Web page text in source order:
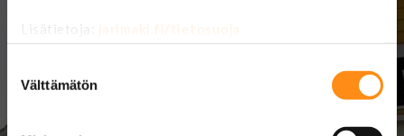
Lisätietoja: jarimaki.fi/tietosuoja
valinta
Välttämätön
Welcome to Koskenkorva
Ranch